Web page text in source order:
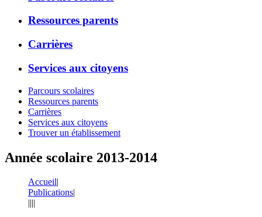
Ressources parents
Carrières
Services aux citoyens
Parcours scolaires
Ressources parents
Carrières
Services aux citoyens
Trouver un établissement
Année scolaire 2013-2014
Accueil|
Publications|
||||